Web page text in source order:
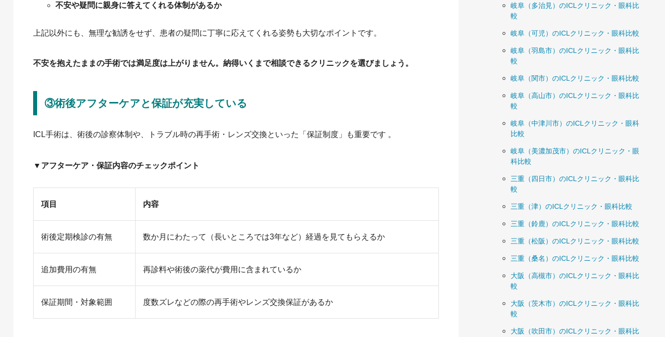
不安や疑問に親身に答えてくれる体制があるか
上記以外にも、無理な勧誘をせず、患者の疑問に丁寧に応えてくれる姿勢も大切なポイントです。
不安を抱えたままの手術では満足度は上がりません。納得いくまで相談できるクリニックを選びましょう。
③術後アフターケアと保証が充実している
ICL手術は、術後の診察体制や、トラブル時の再手術・レンズ交換といった「保証制度」も重要です 。
▼アフターケア・保証内容のチェックポイント
項目 内容
術後定期検診の有無 数か月にわたって（長いところでは3年など）経過を見てもらえるか
追加費用の有無 再診料や術後の薬代が費用に含まれているか
保証期間・対象範囲 度数ズレなどの際の再手術やレンズ交換保証があるか
岐阜（多治見）のICLクリニック・眼科比
較
岐阜（可児）のICLクリニック・眼科比較
岐阜（羽島市）のICLクリニック・眼科比
較
岐阜（関市）のICLクリニック・眼科比較
岐阜（高山市）のICLクリニック・眼科比
較
岐阜（中津川市）のICLクリニック・眼科
比較
岐阜（美濃加茂市）のICLクリニック・眼
科比較
三重（四日市）のICLクリニック・眼科比
較
三重（津）のICLクリニック・眼科比較
三重（鈴鹿）のICLクリニック・眼科比較
三重（松阪）のICLクリニック・眼科比較
三重（桑名）のICLクリニック・眼科比較
大阪（高槻市）のICLクリニック・眼科比
較
大阪（茨木市）のICLクリニック・眼科比
較
大阪（吹田市）のICLクリニック・眼科比